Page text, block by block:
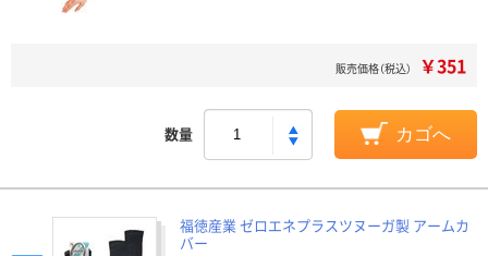
販売価格（税込） ￥351
数量 カゴへ
福徳産業 ゼロエネプラスツヌーガ製 アームカ
バー